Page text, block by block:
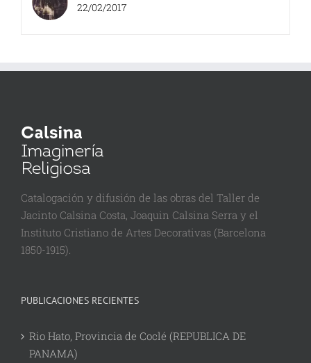
22/02/2017
Catalogación y difusión de las obras del Taller de
Jacinto Calsina Costa, Joaquin Calsina Serra y el
Instituto Cristiano de Artes Decorativas (Barcelona
1850-1915).
PUBLICACIONES RECIENTES
Rio Hato, Provincia de Coclé (REPUBLICA DE
PANAMA)